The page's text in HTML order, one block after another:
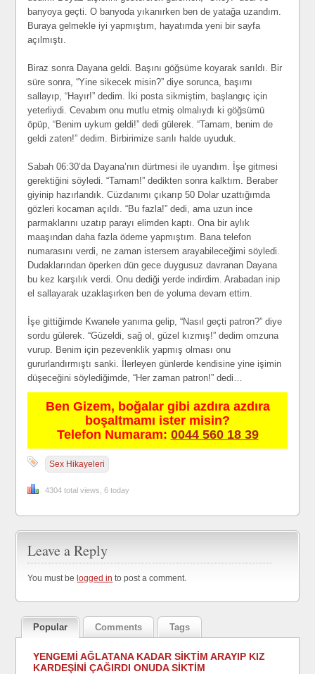
banyoya geçti. O banyoda yıkanırken ben de yatağa uzandım.
Buraya gelmekle iyi yapmıştım, hayatımda yeni bir sayfa
açılmıştı.
Biraz sonra Dayana geldi. Başını göğsüme koyarak sarıldı. Bir
süre sonra, “Yine sikecek misin?” diye sorunca, başımı
sallayıp, “Hayır!” dedim. İki posta sikmiştim, başlangıç için
yeterliydi. Cevabım onu mutlu etmiş olmalıydı ki göğsümü
öpüp, “Benim uykum geldi!” dedi gülerek. “Tamam, benim de
geldi zaten!” dedim. Birbirimize sarılı halde uyuduk.
Sabah 06:30’da Dayana’nın dürtmesi ile uyandım. İşe gitmesi
gerektiğini söyledi. “Tamam!” dedikten sonra kalktım. Beraber
giyinip hazırlandık. Cüzdanımı çıkarıp 50 Dolar uzattığımda
gözleri kocaman açıldı. “Bu fazla!” dedi, ama uzun ince
parmaklarını uzatıp parayı elimden kaptı. Ona bir aylık
maaşından daha fazla ödeme yapmıştım. Bana telefon
numarasını verdi, ne zaman istersem arayabileceğimi söyledi.
Dudaklarından öperken dün gece duygusuz davranan Dayana
bu kez karşılık verdi. Onu dediği yerde indirdim. Arabadan inip
el sallayarak uzaklaşırken ben de yoluma devam ettim.
İşe gittiğimde Kwanele yanıma gelip, “Nasıl geçti patron?” diye
sordu gülerek. “Güzeldi, sağ ol, güzel kızmış!” dedim omzuna
vurup. Benim için pezevenklik yapmış olması onu
gururlandırmıştı sanki. İlerleyen günlerde kendisine yine işimin
düşeceğini söylediğimde, “Her zaman patron!” dedi…
Ben Gizem, boğalar gibi azdıra azdıra
boşaltmamı ister misin?
Telefon Numaram: 0044 560 18 39
Sex Hikayeleri
4304 total views, 6 today
Leave a Reply
You must be logged in to post a comment.
Popular Comments Tags
YENGEMİ AĞLATANA KADAR SİKTİM ARAYIP KIZ
KARDEŞİNİ ÇAĞIRDI ONUDA SİKTİM